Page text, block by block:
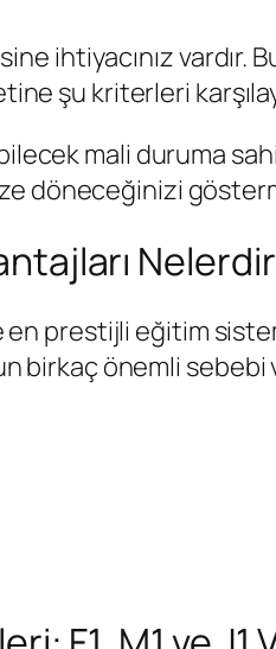
ihtiyacınız vardır.
şu kriterleri
mali duruma
döneceğinizi
prestijli eğitim
birkaç önemli sebebi